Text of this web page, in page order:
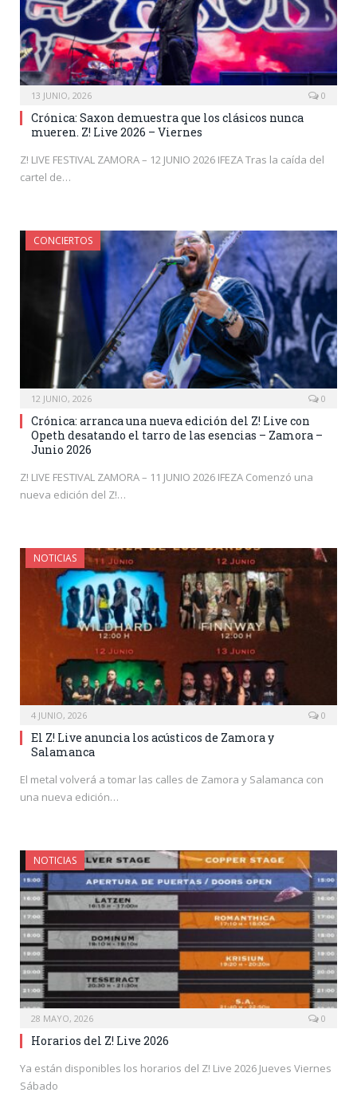
13 JUNIO, 2026 0
Crónica: Saxon demuestra que los clásicos nunca
mueren. Z! Live 2026 – Viernes
Z! LIVE FESTIVAL ZAMORA – 12 JUNIO 2026 IFEZA Tras la caída del
cartel de…
CONCIERTOS
12 JUNIO, 2026 0
Crónica: arranca una nueva edición del Z! Live con
Opeth desatando el tarro de las esencias – Zamora –
Junio 2026
Z! LIVE FESTIVAL ZAMORA – 11 JUNIO 2026 IFEZA Comenzó una
nueva edición del Z!…
NOTICIAS
4 JUNIO, 2026 0
El Z! Live anuncia los acústicos de Zamora y
Salamanca
El metal volverá a tomar las calles de Zamora y Salamanca con
una nueva edición…
NOTICIAS
28 MAYO, 2026 0
Horarios del Z! Live 2026
Ya están disponibles los horarios del Z! Live 2026 Jueves Viernes
Sábado